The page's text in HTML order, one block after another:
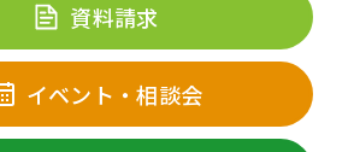
資料請求
イベント・相談会